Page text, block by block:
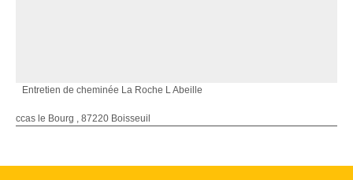
Entretien de cheminée La Roche L Abeille
ccas le Bourg , 87220 Boisseuil